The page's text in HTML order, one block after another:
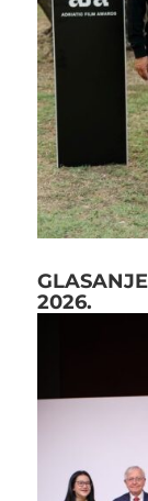
2026.